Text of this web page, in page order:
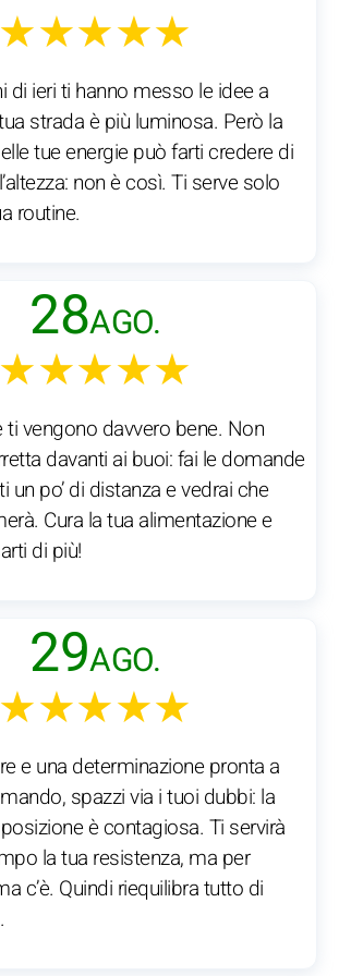
★★★★★
di ieri ti hanno messo le idee a
strada è più luminosa. Però la
tue energie può farti credere di
non è così. Ti serve solo
routine.
28AGO.
★★★★★
ti vengono davvero bene. Non
davanti ai buoi: fai le domande
un po’ di distanza e vedrai che
Cura la tua alimentazione e
di più!
29AGO.
★★★★★
e una determinazione pronta a
spazzi via i tuoi dubbi: la
è contagiosa. Ti servirà
la tua resistenza, ma per
c’è. Quindi riequilibra tutto di